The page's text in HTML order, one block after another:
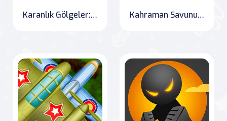
Karanlık Gölgeler: Dövüşçü Şampiyonluk Savaşı Kahraman Savunucusu